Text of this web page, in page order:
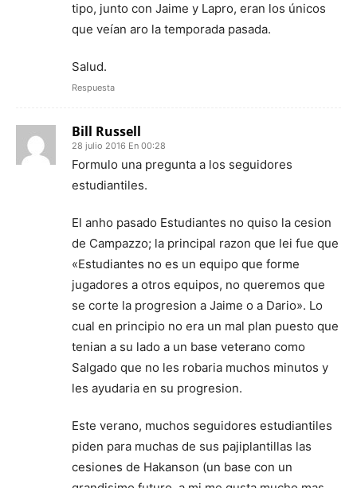
tipo, junto con Jaime y Lapro, eran los únicos
que veían aro la temporada pasada.
Salud.
Respuesta
Bill Russell
28 julio 2016 En 00:28
Formulo una pregunta a los seguidores
estudiantiles.
El anho pasado Estudiantes no quiso la cesion
de Campazzo; la principal razon que lei fue que
«Estudiantes no es un equipo que forme
jugadores a otros equipos, no queremos que
se corte la progresion a Jaime o a Dario». Lo
cual en principio no era un mal plan puesto que
tenian a su lado a un base veterano como
Salgado que no les robaria muchos minutos y
les ayudaria en su progresion.
Este verano, muchos seguidores estudiantiles
piden para muchas de sus pajiplantillas las
cesiones de Hakanson (un base con un